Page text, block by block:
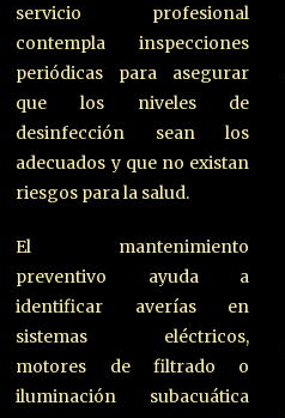
servicio profesional
contempla inspecciones
periódicas para asegurar
que los niveles de
desinfección sean los
adecuados y que no existan
riesgos para la salud.
El mantenimiento
preventivo ayuda a
identificar averías en
sistemas eléctricos,
motores de filtrado o
iluminación subacuática